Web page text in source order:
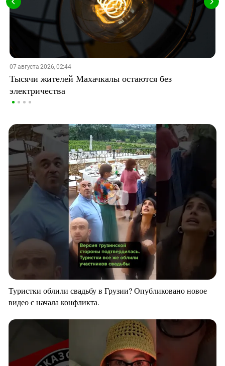
07 августа 2026, 02:44
Тысячи жителей Махачкалы остаются без
электричества
Туристки облили свадьбу в Грузии? Опубликовано новое
видео с начала конфликта.